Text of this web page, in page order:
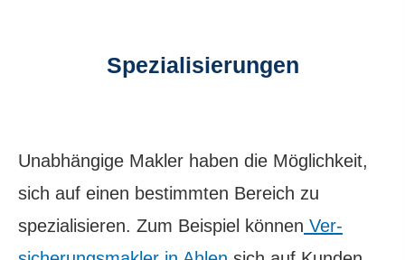
Spezialisierungen
Unabhängige Makler haben die Möglichkeit,
sich auf einen bestimmten Bereich zu
spezialisieren. Zum Beispiel können Ver­